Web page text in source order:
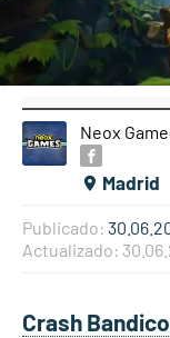
Neox
Madrid
Publicado:
Actualizado:
Crash